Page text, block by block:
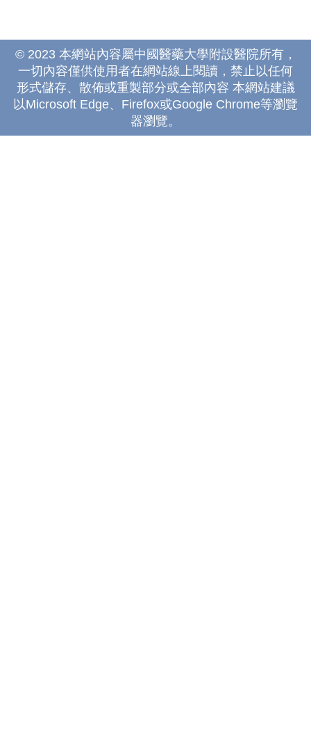
© 2023 本網站內容屬中國醫藥大學附設醫院所有，
一切內容僅供使用者在網站線上閱讀，禁止以任何
形式儲存、散佈或重製部分或全部內容 本網站建議
以Microsoft Edge、Firefox或Google Chrome等瀏覽
器瀏覽。